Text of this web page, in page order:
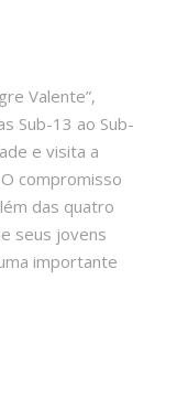
Valente”,
Sub-13 ao Sub-
e visita a
compromisso
das quatro
seus jovens
importante